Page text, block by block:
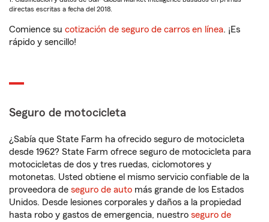
directas escritas a fecha del 2018.
Comience su cotización de seguro de carros en línea. ¡Es
rápido y sencillo!
Seguro de motocicleta
¿Sabía que State Farm ha ofrecido seguro de motocicleta
desde 1962? State Farm ofrece seguro de motocicleta para
motocicletas de dos y tres ruedas, ciclomotores y
motonetas. Usted obtiene el mismo servicio confiable de la
proveedora de seguro de auto más grande de los Estados
Unidos. Desde lesiones corporales y daños a la propiedad
hasta robo y gastos de emergencia, nuestro seguro de